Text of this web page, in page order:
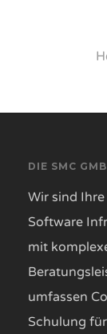
DIE SMC
Wir sind
Software
mit
umfassen
Schulung